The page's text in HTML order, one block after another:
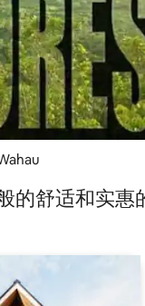
的舒适和实惠